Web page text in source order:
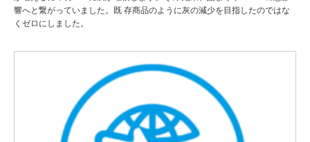
響へと繋がっていました。既 存商品のように灰の減少を目指したのではな
くゼロにしました。